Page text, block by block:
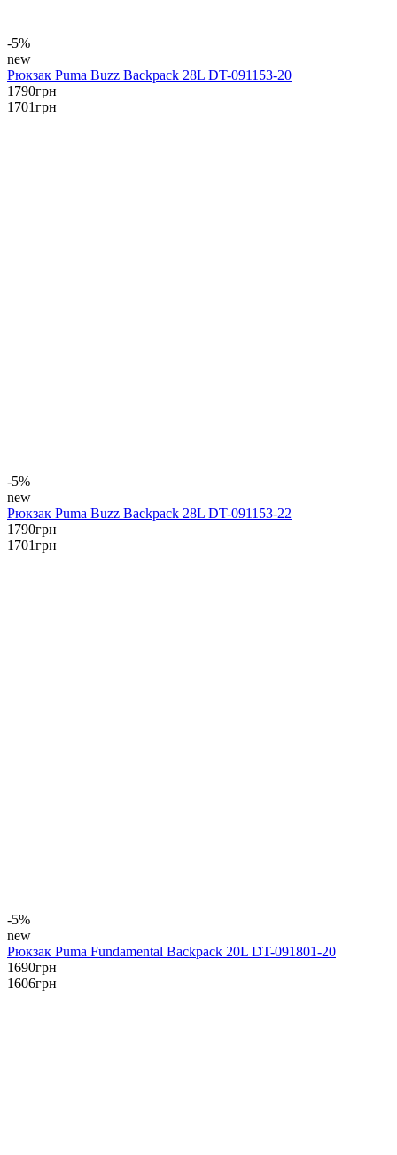
-5%
new
Рюкзак Puma Buzz Backpack 28L DT-091153-20
1790грн
1701грн
-5%
new
Рюкзак Puma Buzz Backpack 28L DT-091153-22
1790грн
1701грн
-5%
new
Рюкзак Puma Fundamental Backpack 20L DT-091801-20
1690грн
1606грн